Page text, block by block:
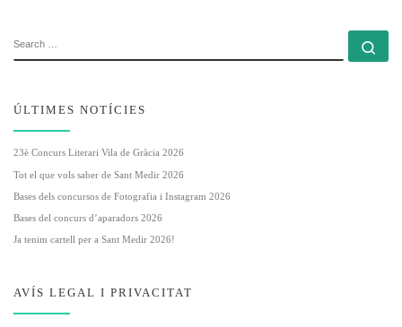
ÚLTIMES NOTÍCIES
23è Concurs Literari Vila de Gràcia 2026
Tot el que vols saber de Sant Medir 2026
Bases dels concursos de Fotografia i Instagram 2026
Bases del concurs d’aparadors 2026
Ja tenim cartell per a Sant Medir 2026!
AVÍS LEGAL I PRIVACITAT